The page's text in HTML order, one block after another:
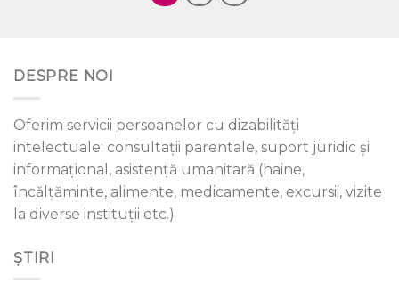
DESPRE NOI
Oferim servicii persoanelor cu dizabilități
intelectuale: consultații parentale, suport juridic și
informațional, asistență umanitară (haine,
încălțăminte, alimente, medicamente, excursii, vizite
la diverse instituții etc.)
ȘTIRI